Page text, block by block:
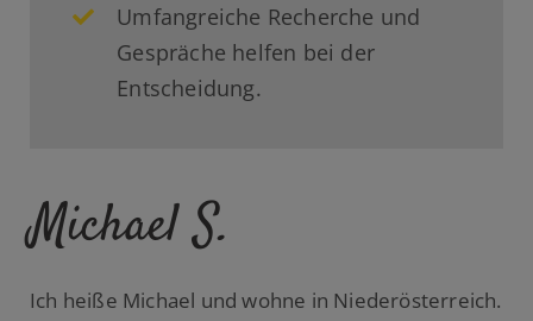
Umfangreiche Recherche und
Gespräche helfen bei der
Entscheidung.
Michael S.
Ich heiße Michael und wohne in Niederösterreich.